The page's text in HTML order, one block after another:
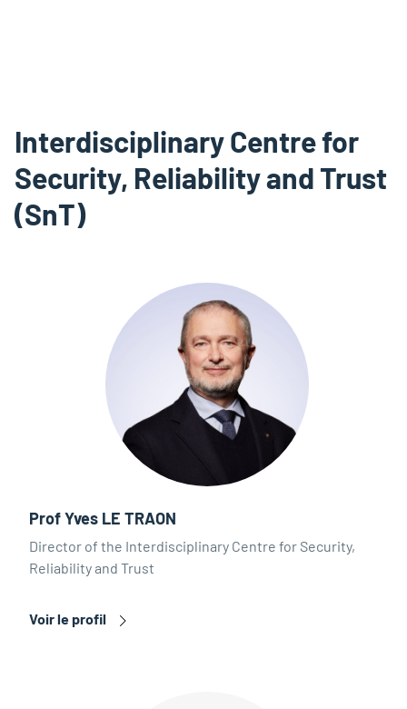
Interdisciplinary Centre for
Security, Reliability and Trust
(SnT)
Prof Yves LE TRAON
Director of the Interdisciplinary Centre for Security,
Reliability and Trust
Voir le profil